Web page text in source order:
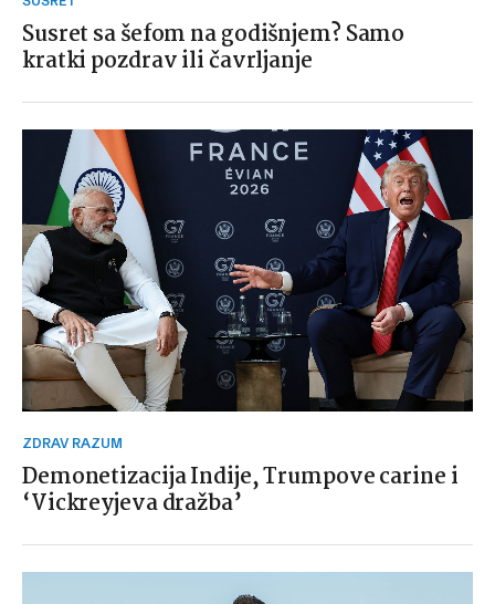
Susret sa šefom na godišnjem? Samo
kratki pozdrav ili čavrljanje
ZDRAV RAZUM
Demonetizacija Indije, Trumpove carine i
‘Vickreyjeva dražba’